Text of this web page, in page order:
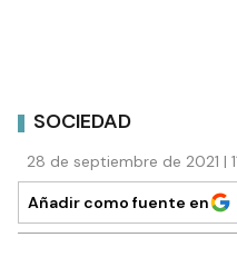
SOCIEDAD
28 de septiembre de 2021 |
Añadir como fuente en